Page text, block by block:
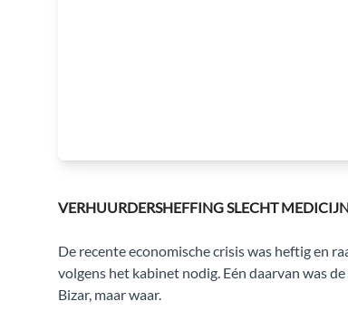
VERHUURDERSHEFFING SLECHT
De recente economische crisis was heftig en
volgens het kabinet nodig. Eén daarvan was
Bizar, maar waar.